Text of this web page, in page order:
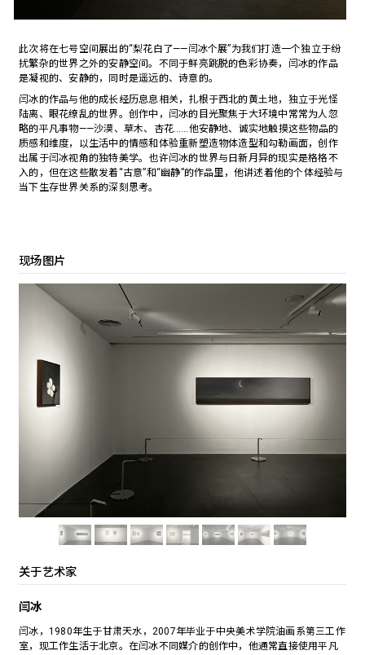
此次将在七号空间展出的“梨花白了——闫冰个展”为我们打造一个独立于纷
扰繁杂的世界之外的安静空间。不同于鲜亮跳脱的色彩协奏，闫冰的作品
是凝视的、安静的，同时是遥远的、诗意的。
闫冰的作品与他的成长经历息息相关，扎根于西北的黄土地，独立于光怪
陆离、眼花缭乱的世界。创作中，闫冰的目光聚焦于大环境中常常为人忽
略的平凡事物——沙漠、草木、杏花……他安静地、诚实地触摸这些物品的
质感和维度，以生活中的情感和体验重新塑造物体造型和勾勒画面，创作
出属于闫冰视角的独特美学。也许闫冰的世界与日新月异的现实是格格不
入的，但在这些散发着“古意”和“幽静”的作品里，他讲述着他的个体经验与
当下生存世界关系的深刻思考。
现场图片
关于艺术家
闫冰
闫冰，1980年生于甘肃天水，2007年毕业于中央美术学院油画系第三工作
室，现工作生活于北京。在闫冰不同媒介的创作中，他通常直接使用平凡